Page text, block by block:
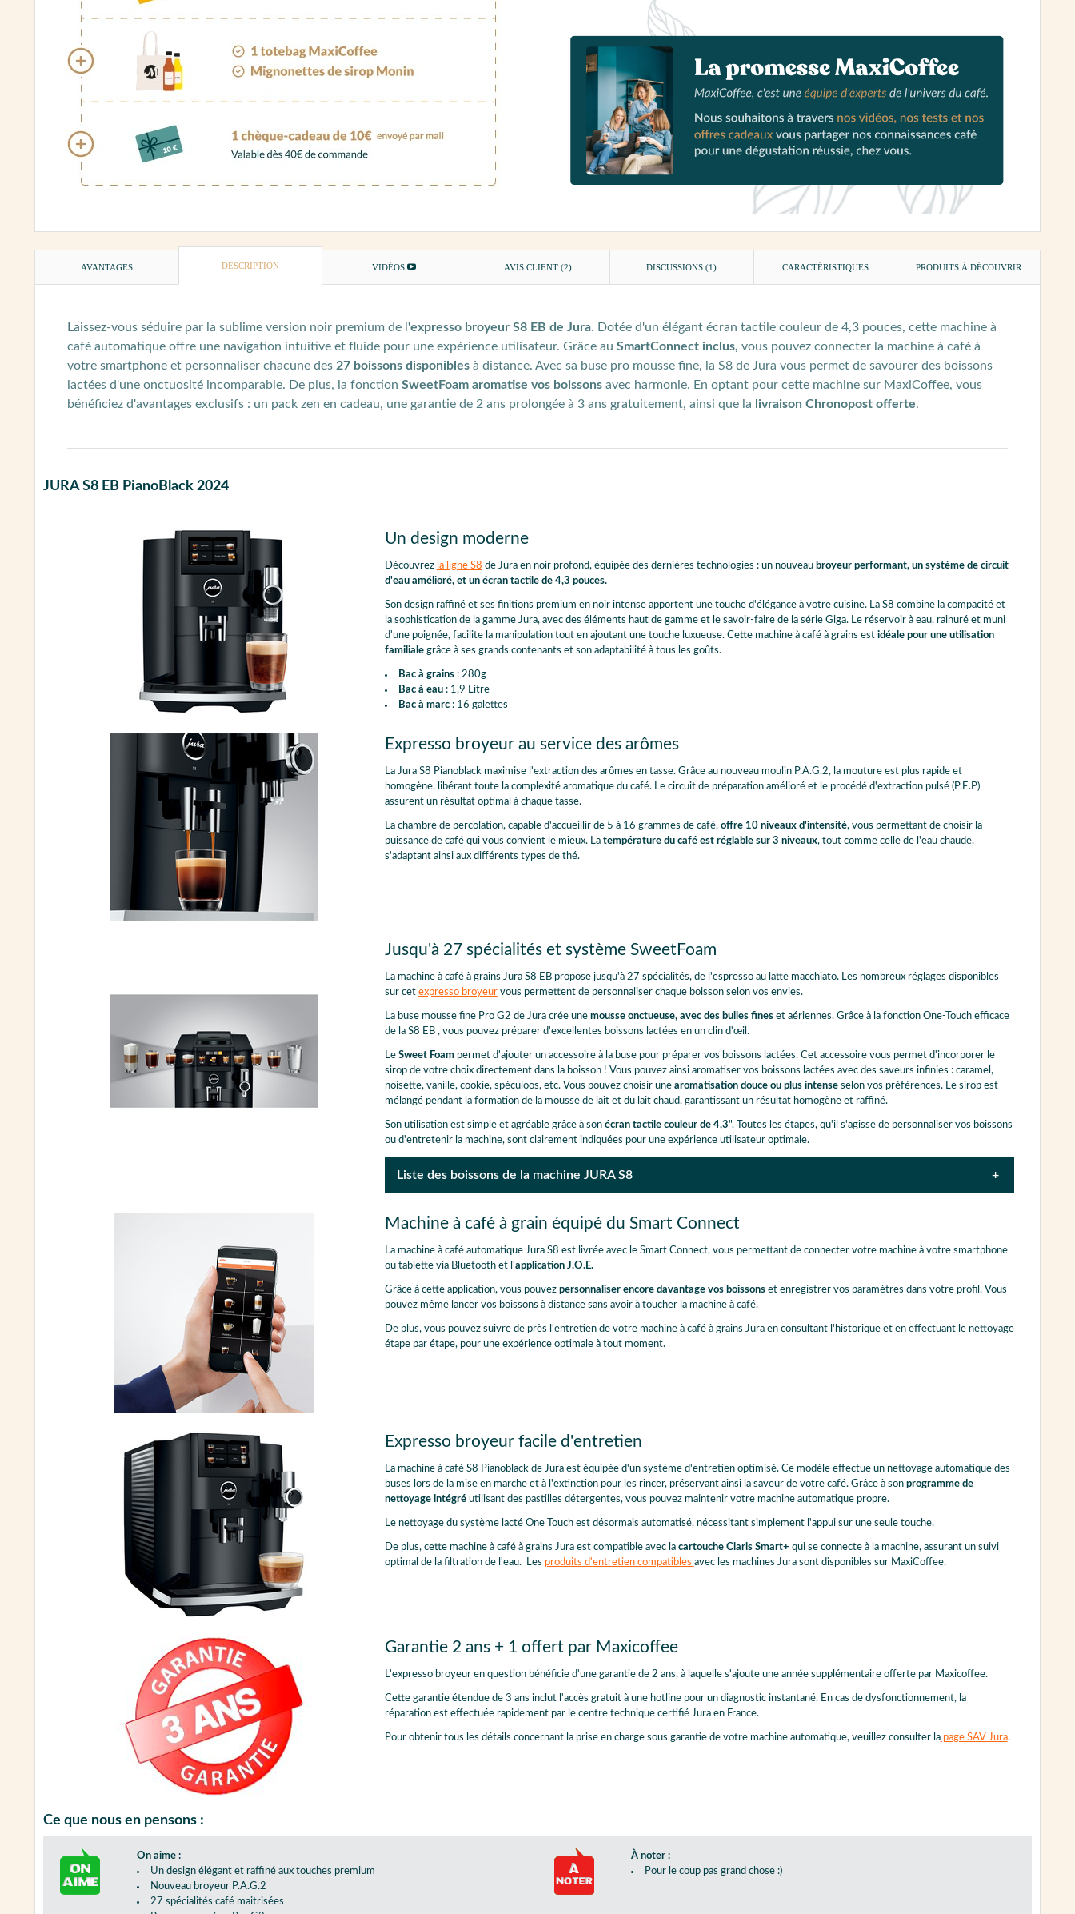
AVANTAGES DESCRIPTION VIDÉOS AVIS CLIENT (2) DISCUSSIONS (1) CARACTÉRISTIQUES PRODUITS À DÉCOUVRIR
Laissez-vous séduire par la sublime version noir premium de l 'expresso broyeur S8 EB de Jura. Dotée d'un élégant écran tactile couleur de 4,3 pouces, cette machine à
café automatique offre une navigation intuitive et fluide pour une expérience utilisateur. Grâce au SmartConnect inclus, vous pouvez connecter la machine à café à
votre smartphone et personnaliser chacune des 27 boissons disponibles à distance. Avec sa buse pro mousse fine, la S8 de Jura vous permet de savourer des boissons
lactées d'une onctuosité incomparable. De plus, la fonction SweetFoam aromatise vos boissons avec harmonie. En optant pour cette machine sur MaxiCoffee, vous
bénéficiez d'avantages exclusifs : un pack zen en cadeau, une garantie de 2 ans prolongée à 3 ans gratuitement, ainsi que la
livraison Chronopost offerte.
JURA S8 EB PianoBlack 2024
Un design moderne
Découvrez la ligne S8 de Jura en noir profond, équipée des dernières technologies : un nouveaubroyeur performant, un système de circuit
d'eau amélioré, et un écran tactile de 4,3 pouces.
Son design raffiné et ses finitions premium en noir intense apportent une touche d'élégance à votre cuisine. La S8 combine la compacité et
la sophistication de la gamme Jura, avec des éléments haut de gamme et le savoir-faire de la série Giga. Le réservoir à eau, rainuré et muni
d'une poignée, facilite la manipulation tout en ajoutant une touche luxueuse. Cette machine à café à grains estidéale pour une utilisation
familialegrâce à ses grands contenants et son adaptabilité à tous les goûts.
Bac à grains : 280g
Bac à eau: 1,9 Litre
Bac à marc : 16 galettes
Expresso broyeur au service des arômes
La Jura S8 Pianoblack maximise l'extraction des arômes en tasse. Grâce au nouveau moulin P.A.G.2, la mouture est plus rapide et
homogène, libérant toute la complexité aromatique du café. Le circuit de préparation amélioré et le procédé d'extraction pulsé (P.E.P)
assurent un résultat optimal à chaque tasse.
La chambre de percolation, capable d'accueillir de 5 à 16 grammes de café, offre 10 niveaux d'intensité, vous permettant de choisir la
puissance de café qui vous convient le mieux. Latempérature du café est réglable sur 3 niveaux, tout comme celle de l'eau chaude,
s'adaptant ainsi aux différents types de thé.
Jusqu'à 27 spécialités et système SweetFoam
La machine à café à grains Jura S8 EB propose jusqu'à 27 spécialités, de l'espresso au latte macchiato. Les nombreux réglages disponibles
sur cet expresso broyeurvous permettent de personnaliser chaque boisson selon vos envies.
La buse mousse fine Pro G2 de Jura crée une mousse onctueuse, avec des bulles fineset aériennes. Grâce à la fonction One-Touch efficace
de la S8 EB , vous pouvez préparer d'excellentes boissons lactées en un clin d'œil.
Le Sweet Foampermet d'ajouter un accessoire à la buse pour préparer vos boissons lactées. Cet accessoire vous permet d'incorporer le
sirop de votre choix directement dans la boisson ! Vous pouvez ainsi aromatiser vos boissons lactées avec des saveurs infinies : caramel,
noisette, vanille, cookie, spéculoos, etc. Vous pouvez choisir une aromatisation douce ou plus intenseselon vos préférences. Le sirop est
mélangé pendant la formation de la mousse de lait et du lait chaud, garantissant un résultat homogène et raffiné.
Son utilisation est simple et agréable grâce à son écran tactile couleur de 4,3". Toutes les étapes, qu'il s'agisse de personnaliser vos boissons
ou d'entretenir la machine, sont clairement indiquées pour une expérience utilisateur optimale.
Liste des boissons de la machine JURA S8
Espresso 2 × Espresso Café
Lungo
Sweet Cortado
Espresso macchiato Sweet Espresso macchiato
Cappuccino
Sweet Cappuccino
Cappuccino Extra Shot
Sweet Latte
Sweet Latte Extra Shot Portion de mousse de lait
Sweet Portion de mousse
Portion de lait
Sweet Portion de lait Eau chaude
Machine à café à grain équipé du Smart Connect
La machine à café automatique Jura S8 est livrée avec le Smart Connect, vous permettant de connecter votre machine à votre smartphone
ou tablette via Bluetooth et l'application J.O.E.
Grâce à cette application, vous pouvez personnaliser encore davantage vos boissonset enregistrer vos paramètres dans votre profil. Vous
pouvez même lancer vos boissons à distance sans avoir à toucher la machine à café.
De plus, vous pouvez suivre de près l'entretien de votre machine à café à grains Jura en consultant l'historique et en effectuant le nettoyage
étape par étape, pour une expérience optimale à tout moment.
Expresso broyeur facile d'entretien
La machine à café S8 Pianoblack de Jura est équipée d'un système d'entretien optimisé. Ce modèle effectue un nettoyage automatique des
buses lors de la mise en marche et à l'extinction pour les rincer, préservant ainsi la saveur de votre café. Grâce à son programme de
nettoyage intégré utilisant des pastilles détergentes, vous pouvez maintenir votre machine automatique propre.
Le nettoyage du système lacté One Touch est désormais automatisé, nécessitant simplement l'appui sur une seule touche.
De plus, cette machine à café à grains Jura est compatible avec la cartouche Claris Smart+ qui se connecte à la machine, assurant un suivi
optimal de la filtration de l'eau. Les produits d'entretien compatibles avec les machines Jura sont disponibles sur MaxiCoffee.
Garantie 2 ans + 1 offert par Maxicoffee
L'expresso broyeur en question bénéficie d'une garantie de 2 ans, à laquelle s'ajoute une année supplémentaire offerte par Maxicoffee.
Cette garantie étendue de 3 ans inclut l'accès gratuit à une hotline pour un diagnostic instantané. En cas de dysfonctionnement, la
réparation est effectuée rapidement par le centre technique certifié Jura en France.
Pour obtenir tous les détails concernant la prise en charge sous garantie de votre machine automatique, veuillez consulter lapage SAV Jura.
Ce que nous en pensons :
On aime :
Un design élégant et raffiné aux touches premium
Nouveau broyeur P.A.G.2
27 spécialités café maitrisées
À noter :
Pour le coup pas grand chose :)